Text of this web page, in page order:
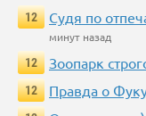
12
Судя по
минут назад
12
Зоопарк
12
Правда о